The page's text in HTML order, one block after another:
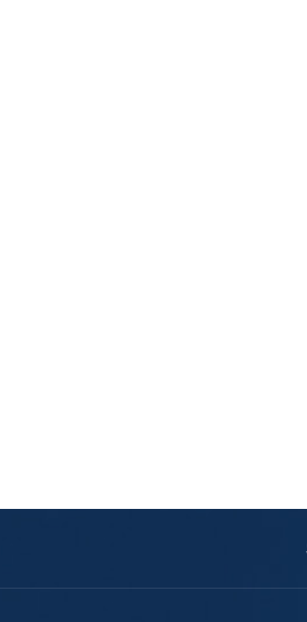
genuína de máquinas para fios
produção independentes,
de qualidade. Todas as